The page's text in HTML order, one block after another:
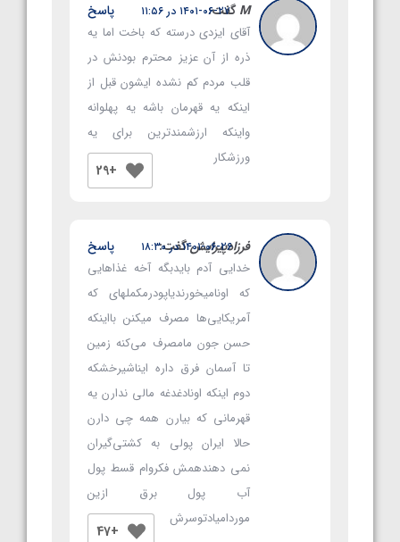
M گفت:
۱۴۰۱-۰۶-۲۷ در ۱۱:۵۶
آقای ایزدی درسته که باخت اما یه
ذره از آن عزیز محترم بودنش در
قلب مردم کم نشده ایشون قبل از
اینکه یه قهرمان باشه یه پهلوانه
واینکه ارزشمندترین برای یه
ورزشکار
+29
پاسخ
فرزادپیرایشگفت:۱۴۰۱-۰۶-۲۶ در ۱۸:۳۰
خدایی آدم بایدبگه آخه غذاهایی
که اونامیخورندیاپودرمکملهای که
آمریکایی‌ها مصرف میکنن بااینکه
حسن جون مامصرف می‌کنه زمین
تا آسمان فرق داره ایناشیرخشکه
دوم اینکه اونادغدغه مالی ندارن یه
قهرمانی که بیارن همه چی دارن
حالا ایران پولی به کشتی‌گیران
نمی دهندهمش فکروام قسط پول
آب پول برق ازین
موردامیادتوسرش
+47
پاسخ